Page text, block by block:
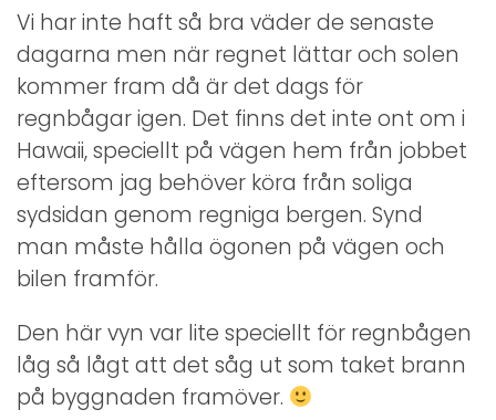
regn
kommer
regnbågar
Vi har inte haft så bra väder de senaste
dagarna men när regnet lättar och solen
kommer fram då är det dags för
regnbågar igen. Det finns det inte ont om i
Hawaii, speciellt på vägen hem från jobbet
eftersom jag behöver köra från soliga
sydsidan genom regniga bergen. Synd
man måste hålla ögonen på vägen och
bilen framför.
Den här vyn var lite speciellt för regnbågen
låg så lågt att det såg ut som taket brann
på byggnaden framöver.